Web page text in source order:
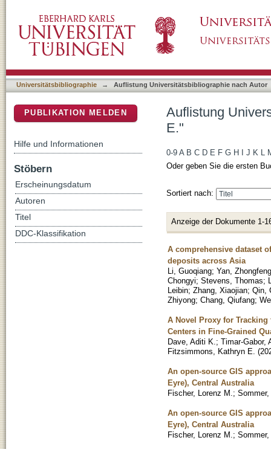
Universitätsbibliographie → Auflistung Universitätsbibliographie nach Autor
Auflistung
E."
0-9 A B C D E F G H J K L
Oder geben Sie die ersten
Sortiert nach:
Anzeige der Dokumente 1-
A comprehensive dataset
deposits across Asia
Li, Guoqiang; Yan, Zhongfeng
Chongyi; Stevens, Thomas;
Leibin; Zhang, Xiaojian; Qin,
Zhiyong; Chang, Qiufang;
A Novel Proxy for Tracking
Centers in Fine-Grained
Dave, Aditi K. ; Timar-Gabor,
Fitzsimmons, Kathryn E. (
An open-source GIS
Eyre), Central Australia
Fischer, Lorenz M. ;
An open-source GIS
Eyre), Central Australia
Fischer, Lorenz M. ;
PUBLIKATION MELDEN
Hilfe und Informationen
Stöbern
Erscheinungsdatum
Autoren
Titel
DDC-Klassifikation